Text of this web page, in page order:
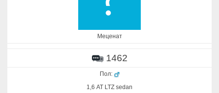
Меценат
1462
Пол:
1,6 АТ LTZ sedan